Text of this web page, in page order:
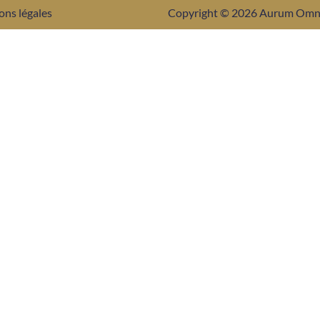
légales Copyright © 2026 Aurum